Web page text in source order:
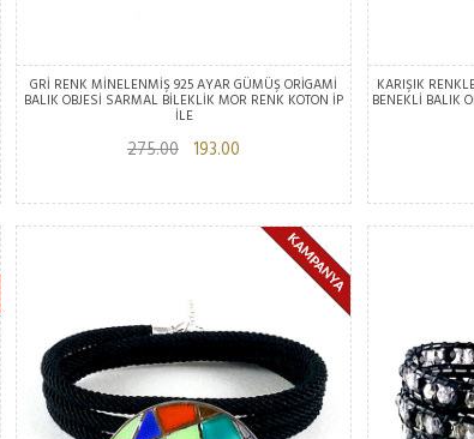
GRİ RENK MİNELENMİŞ 925 AYAR GÜMÜŞ ORİGAMİ
BALIK OBJESİ SARMAL BİLEKLİK MOR RENK KOTON İP
İLE
275.00 193.00
KARIŞIK
BENEKLİ BALIK